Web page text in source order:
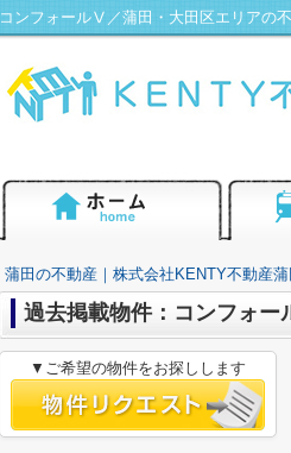
コンフォールⅤ／蒲田・大田区エリアの
蒲田の不動産｜株式会社KENTY不動産
過去掲載物件：コンフォ
▼ご希望の物件をお探しします